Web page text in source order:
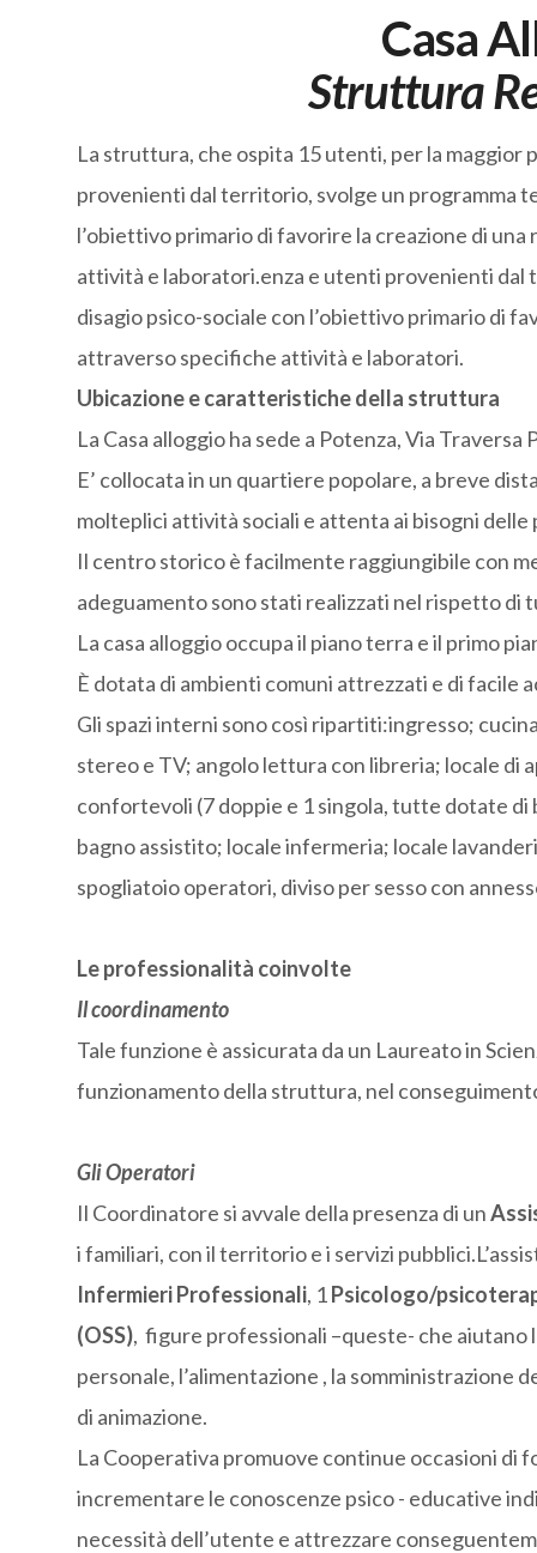
Casa
Struttura
La struttura, che ospita 15 utenti, per la maggior
provenienti dal territorio, svolge un programma
l’obiettivo primario di favorire la creazione di
attività e laboratori.enza e utenti provenienti
disagio psico-sociale con l’obiettivo primario di
attraverso specifiche attività e laboratori.
Ubicazione e caratteristiche della struttura
La Casa alloggio ha sede a Potenza, Via Traversa
E’ collocata in un quartiere popolare, a breve
molteplici attività sociali e attenta ai bisogni
Il centro storico è facilmente raggiungibile con
adeguamento sono stati realizzati nel rispetto
La casa alloggio occupa il piano terra e il primo
È dotata di ambienti comuni attrezzati e di facile
Gli spazi interni sono così ripartiti:ingresso;
stereo e TV; angolo lettura con libreria; locale di
confortevoli (7 doppie e 1 singola, tutte dotate di
bagno assistito; locale infermeria; locale
spogliatoio operatori, diviso per sesso con
Le professionalità coinvolte
Il coordinamento
Tale funzione è assicurata da un Laureato in
funzionamento della struttura, nel
Gli Operatori
Il Coordinatore si avvale della presenza di un
i familiari, con il territorio e i servizi
Infermieri Professionali, 1Psicologo/
(OSS), figure professionali –queste- che aiutano
personale, l’alimentazione , la somministrazione
di animazione.
La Cooperativa promuove continue occasioni di
incrementare le conoscenze psico - educative
necessità dell’utente e attrezzare